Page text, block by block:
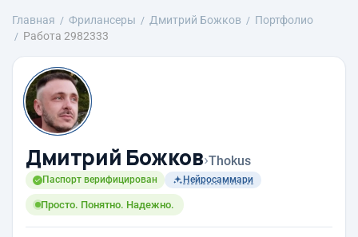
Главная Фрилансеры Дмитрий Божков
Портфолио
Работа 2982333
Дмитрий Божков›Thokus
Паспорт верифицирован Нейросаммари
Просто. Понятно. Надежно.